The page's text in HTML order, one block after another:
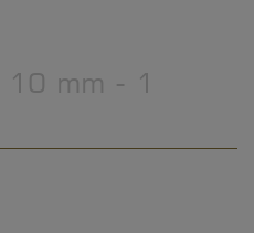
10 mm - 1